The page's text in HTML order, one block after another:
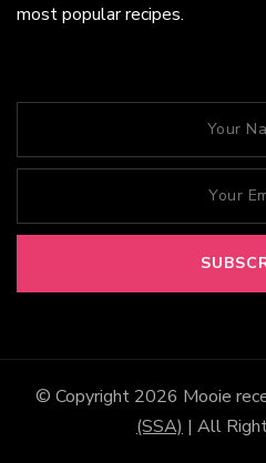
most popular recipes.
© Copyright 2026 Mooie
(SSA) | All